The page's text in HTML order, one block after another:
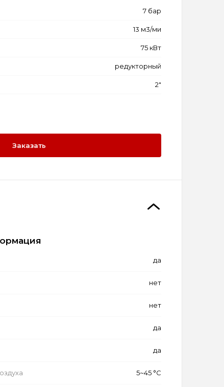
7 бар
13 м3/ми
75 кВт
редукторный
2"
Заказать
да
нет
нет
да
да
5~45 °C